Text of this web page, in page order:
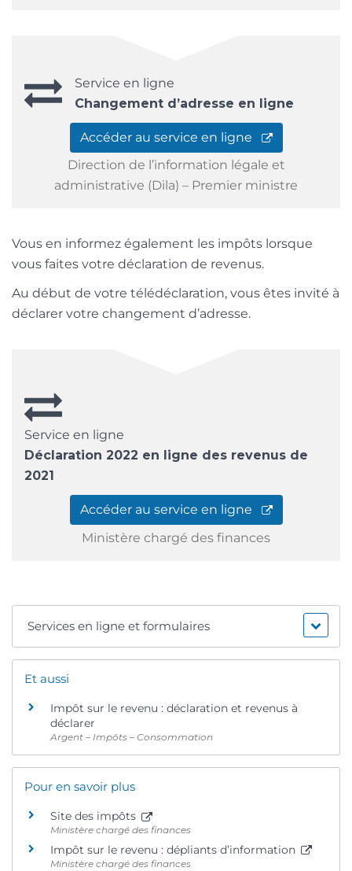
Service en ligne
Changement d’adresse en ligne
Accéder au service en ligne
Direction de l’information légale et
administrative (Dila) – Premier ministre
Vous en informez également les impôts lorsque
vous faites votre déclaration de revenus.
Au début de votre télédéclaration, vous êtes invité à
déclarer votre changement d’adresse.
Service en ligne
Déclaration 2022 en ligne des revenus de
2021
Accéder au service en ligne
Ministère chargé des finances
Services en ligne et formulaires
Et aussi
Impôt sur le revenu : déclaration et revenus à
déclarer
Argent – Impôts – Consommation
Pour en savoir plus
Site des impôts
Ministère chargé des finances
Impôt sur le revenu : dépliants d’information
Ministère chargé des finances